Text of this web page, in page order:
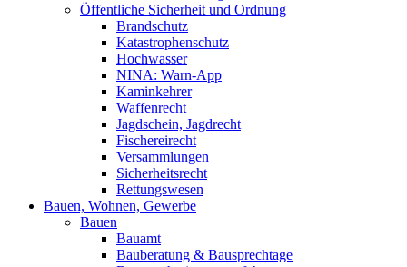
Öffentliche Sicherheit und Ordnung
Brandschutz
Katastrophenschutz
Hochwasser
NINA: Warn-App
Kaminkehrer
Waffenrecht
Jagdschein, Jagdrecht
Fischereirecht
Versammlungen
Sicherheitsrecht
Rettungswesen
Bauen, Wohnen, Gewerbe
Bauen
Bauamt
Bauberatung & Bausprechtage